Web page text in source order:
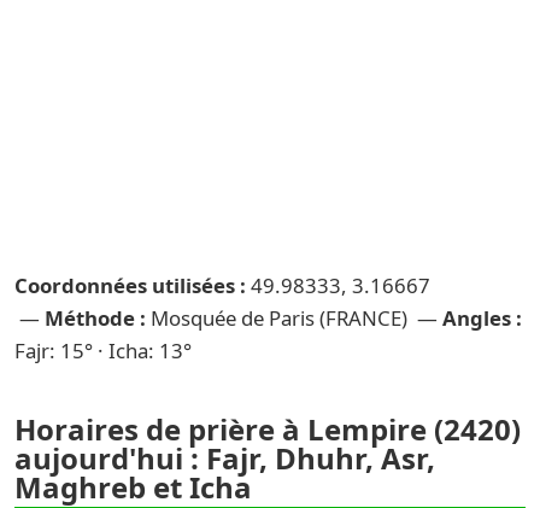
Coordonnées utilisées : 49.98333, 3.16667
— Méthode : Mosquée de Paris (FRANCE) — Angles :
Fajr: 15° · Icha: 13°
Horaires de prière à Lempire (2420)
aujourd'hui : Fajr, Dhuhr, Asr,
Maghreb et Icha